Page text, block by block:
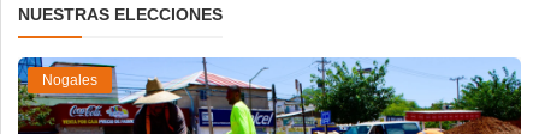
NUESTRAS ELECCIONES
Nogales